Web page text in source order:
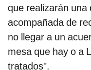
que realizarán una
acompañada de
no llegar a un
mesa que hay o a
tratados".